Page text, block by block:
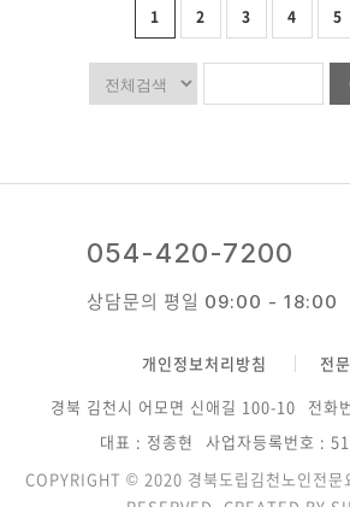
1 2 3 4 5
054-420-7200
상담문의 평일 09:00 - 18:00
개인정보처리방침
전
경북 김천시 어모면 신애길 100-10
전화
대표 : 정종현
사업자등록번호 :
COPYRIGHT © 2020 경북도립김천노인전